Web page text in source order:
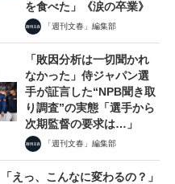
を食べた」《涙の卒業》
「週刊文春」編集部
「敗因分析は一切聞かれ
なかった」侍ジャパン選
手が証言した“NPB聞き取
り調査”の実態「選手から
次期監督の要求は…」
「週刊文春」編集部
「えっ、こんなに変わるの？」